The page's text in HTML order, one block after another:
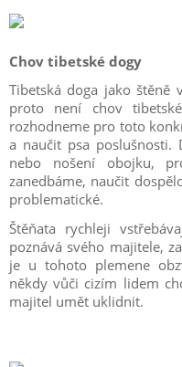
Chov tibetské dogy
Tibetská doga jako štěně
proto není chov
rozhodneme pro toto
a naučit psa poslušnosti.
nebo nošení obojku,
zanedbáme, naučit
problematické.
Štěňata rychleji
poznává svého majitele,
je u tohoto plemene
někdy vůči cizím lidem
majitel umět uklidnit.